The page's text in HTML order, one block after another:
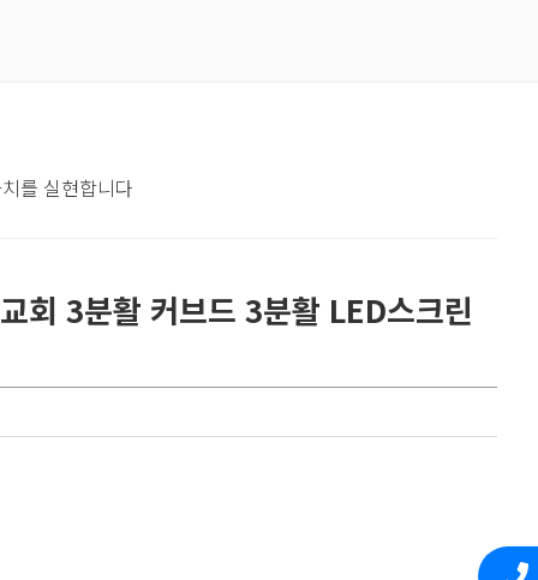
를 실현합니다
회 3분활 커브드 3분활 LED스크린